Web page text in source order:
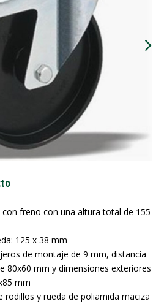
con freno con una altura total de 155
125 x 38 mm
de montaje de 9 mm, distancia
80x60 mm y dimensiones exteriores
mm
rodillos y rueda de poliamida maciza